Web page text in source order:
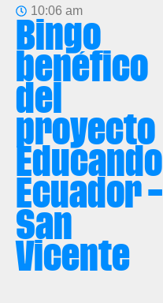
10:06 am
Bingo
benéfico
del
proyecto
Educando
Ecuador –
San
Vicente